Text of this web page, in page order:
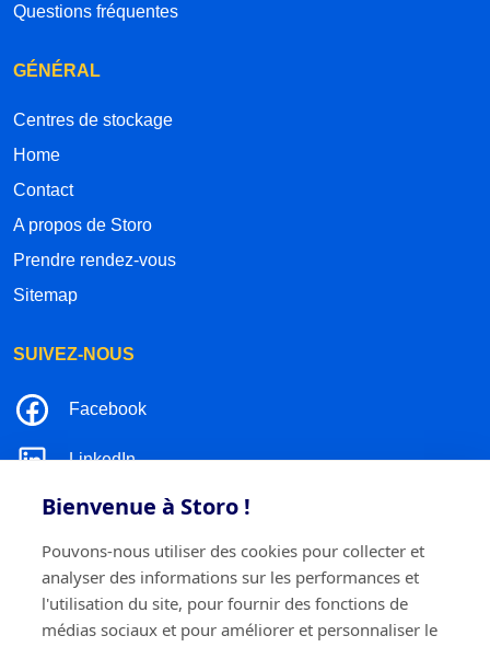
Bienvenue à Storo !
Pouvons-nous utiliser des cookies pour collecter et
analyser des informations sur les performances et
l'utilisation du site, pour fournir des fonctions de
médias sociaux et pour améliorer et personnaliser le
Questions fréquentes
GÉNÉRAL
Centres de stockage
Home
Contact
A propos de Storo
Prendre rendez-vous
Sitemap
SUIVEZ-NOUS
Facebook
LinkedIn
Instagram
TikTok